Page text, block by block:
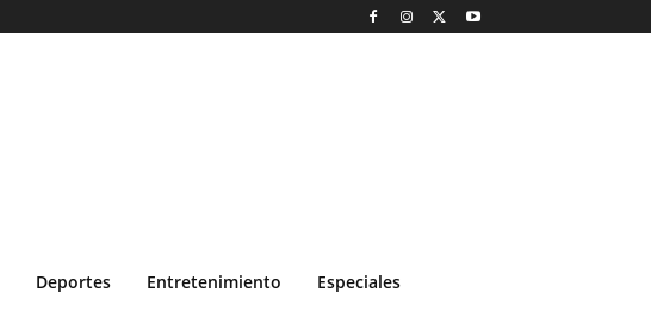
Deportes Entretenimiento Especiales